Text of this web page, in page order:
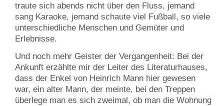
traute sich abends nicht über den Fluss, jemand
sang Karaoke, jemand schaute viel Fußball, so viele
unterschiedliche Menschen und Gemüter und
Erlebnisse.
Und noch mehr Geister der Vergangenheit: Bei der
Ankunft erzählte mir der Leiter des Literaturhauses,
dass der Enkel von Heinrich Mann hier gewesen
war, ein alter Mann, der meinte, bei den Treppen
überlege man es sich zweimal, ob man die Wohnung